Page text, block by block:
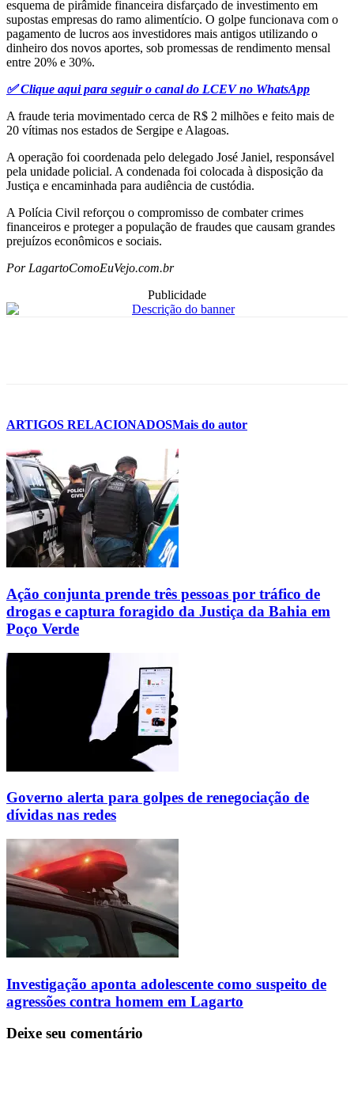
esquema de pirâmide financeira disfarçado de investimento em
supostas empresas do ramo alimentício. O golpe funcionava com o
pagamento de lucros aos investidores mais antigos utilizando o
dinheiro dos novos aportes, sob promessas de rendimento mensal
entre 20% e 30%.
✅ Clique aqui para seguir o canal do LCEV no WhatsApp
A fraude teria movimentado cerca de R$ 2 milhões e feito mais de
20 vítimas nos estados de Sergipe e Alagoas.
A operação foi coordenada pelo delegado José Janiel, responsável
pela unidade policial. A condenada foi colocada à disposição da
Justiça e encaminhada para audiência de custódia.
A Polícia Civil reforçou o compromisso de combater crimes
financeiros e proteger a população de fraudes que causam grandes
prejuízos econômicos e sociais.
Por LagartoComoEuVejo.com.br
Publicidade
ARTIGOS RELACIONADOSMais do autor
Ação conjunta prende três pessoas por tráfico de
drogas e captura foragido da Justiça da Bahia em
Poço Verde
Governo alerta para golpes de renegociação de
dívidas nas redes
Investigação aponta adolescente como suspeito de
agressões contra homem em Lagarto
Deixe seu comentário